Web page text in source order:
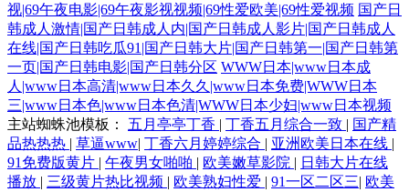
视|69午夜电影|69午夜影视视频|69性爱欧美|69性爱视频 国产日
韩成人激情|国产日韩成人内|国产日韩成人影片|国产日韩成人
在线|国产日韩吃瓜91|国产日韩大片|国产日韩第一|国产日韩第
一页|国产日韩电影|国产日韩分区 WWW日本|www日本成
人|www日本高清|www日本久久|www日本免费|WWW日本
三|www日本色|www日本色清|WWW日本少妇|www日本视频
主站蜘蛛池模板： 五月亭亭丁香 | 丁香五月综合一致 | 国产精
品热热热 | 草逼www| 丁香六月婷婷综合 | 亚洲欧美日本在线 |
91免费版黄片 | 午夜男女啪啪 | 欧美嫩草影院 | 日韩大片在线
播放 | 三级黄片热比视频 | 欧美熟妇性爱 | 91一区二区三| 欧美